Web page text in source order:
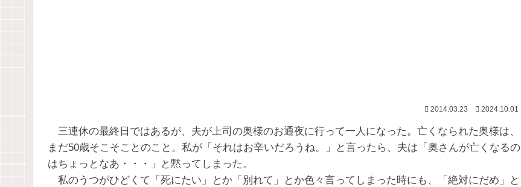
2014.03.23 2024.10.01
三連休の最終日ではあるが、夫が上司の奥様のお通夜に行って一人になった。亡くなられた奥様は、
まだ50歳そこそことのこと。私が「それはお辛いだろうね。」と言ったら、夫は「奥さんが亡くなるの
はちょっとなあ・・・」と黙ってしまった。
私のうつがひどくて「死にたい」とか「別れて」とか色々言ってしまった時にも、「絶対にだめ」と